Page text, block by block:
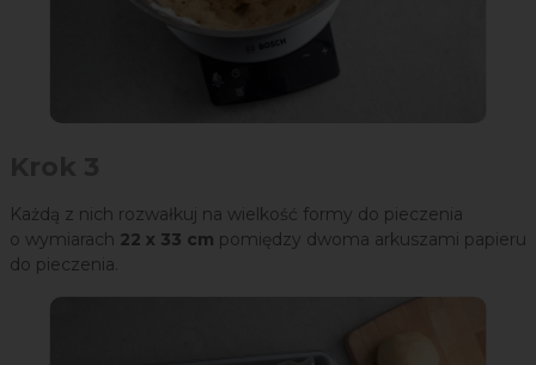
Każdą z nich rozwałkuj na wielkość formy do pieczenia
o wymiarach 22 x 33 cm pomiędzy dwoma arkuszami papieru
do pieczenia.